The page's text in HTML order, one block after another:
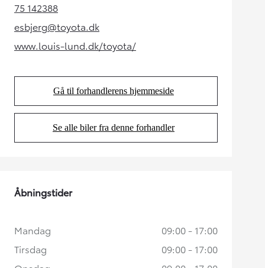
75 142388(Opens in new tab)
esbjerg@toyota.dk
(Opens in new tab)
www.louis-lund.dk/toyota/
(Opens in new tab)
Gå til forhandlerens hjemmeside
(Opens in new tab)
Se alle biler fra denne forhandler
(Opens in new tab)
Åbningstider
Mandag
09:00 - 17:00
Tirsdag
09:00 - 17:00